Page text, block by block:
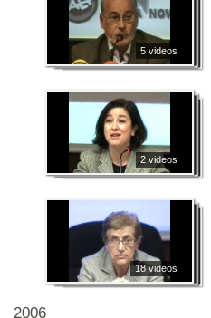
5 videos
2 videos
18 videos
2006